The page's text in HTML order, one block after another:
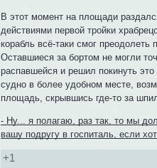
В этот момент на площади
действиями первой тройки
корабль всё-таки смог
Оставшиеся за бортом не могли
распавшейся и решил покинуть
судно в более удобном месте,
площадь, скрывшись где-то за
- Ну... я полагаю, раз так, то мы
вашу подругу в госпиталь, если
+1